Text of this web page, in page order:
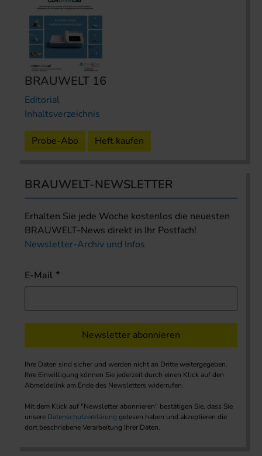
BRAUWELT 16
Editorial
Inhaltsverzeichnis
Probe-Abo Heft kaufen
BRAUWELT-NEWSLETTER
Erhalten Sie jede Woche kostenlos die neuesten
BRAUWELT-News direkt in Ihr Postfach!
Newsletter-Archiv und Infos
E-Mail
Newsletter abonnieren
Ihre Daten sind sicher und werden nicht an Dritte weitergegeben.
Ihre Einwilligung können Sie jederzeit durch einen Klick auf den
Abmeldelink am Ende des Newsletters widerrufen.
Mit dem Klick auf "Newsletter abonnieren" bestätigen Sie, dass Sie
unsere Datenschutzerklärung gelesen haben und akzeptieren die
dort beschriebene Verarbeitung Ihrer Daten.